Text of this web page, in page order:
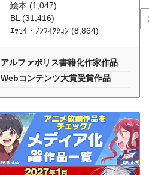
絵本 (1,047)
BL (31,416)
ｴｯｾｲ・ﾉﾝﾌｨｸｼｮﾝ (8,864)
アルファポリス書籍化作家作品
Webコンテンツ大賞受賞作品